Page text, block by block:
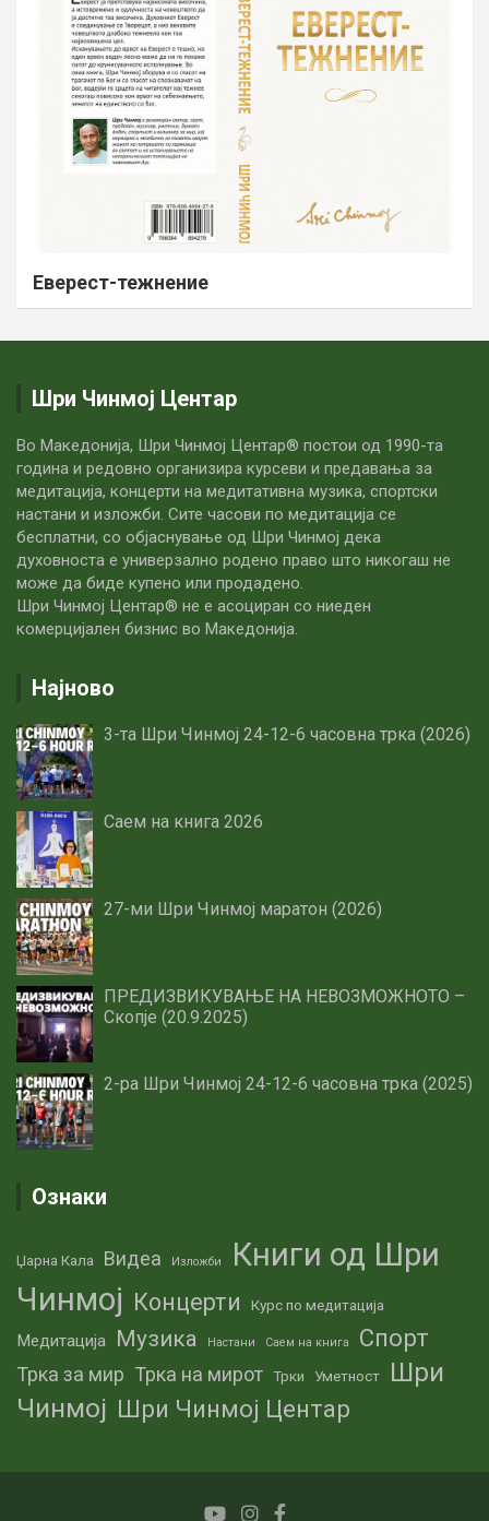
Еверест-тежнение
Шри Чинмој Центар
Во Македонија, Шри Чинмој Центар® постои од 1990-та
година и редовно организира курсеви и предавања за
медитација, концерти на медитативна музика, спортски
настани и изложби. Сите часови по медитацијa се
бесплатни, со објаснување од Шри Чинмој дека
духовноста е универзално родено право што никогаш не
може да биде купено или продадено.
Шри Чинмој Центар® не е асоциран со ниеден
комерцијален бизнис во Македонија.
Најново
3-та Шри Чинмој 24-12-6 часовна трка (2026)
Саем на книга 2026
27-ми Шри Чинмој маратон (2026)
ПРЕДИЗВИКУВАЊЕ НА НЕВОЗМОЖНОТО –
Скопје (20.9.2025)
2-ра Шри Чинмој 24-12-6 часовна трка (2025)
Ознаки
Џарна Кала Видеа Изложби
Книги од Шри
Чинмој Концерти Курс по медитација
Медитација Музика Настани Саем на книга Спорт
Трка за мир Трка на мирот Трки Уметност
Шри
Чинмој Шри Чинмој Центар